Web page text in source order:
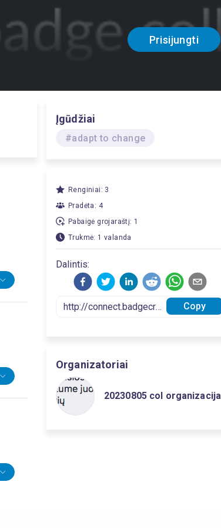
Prisijungti
Įgūdžiai
#adapt to change
Renginiai: 3
Pradėta: 4
Pabaigė grojaraštį: 1
Trukmė: 1 valanda
Dalintis:
Copy
Organizatoriai
20230805 col organizacija